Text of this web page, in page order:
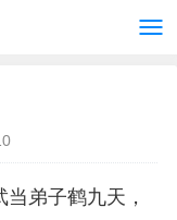
弟子鹤九天，